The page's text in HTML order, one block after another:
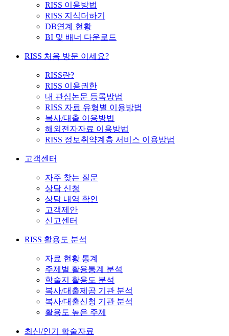
RISS 이용방법
RISS 지식더하기
DB연계 현황
BI 및 배너 다운로드
RISS 처음 방문 이세요?
RISS란?
RISS 이용권한
내 관심논문 등록방법
RISS 자료 유형별 이용방법
복사/대출 이용방법
해외전자자료 이용방법
RISS 정보취약계층 서비스 이용방법
고객센터
자주 찾는 질문
상담 신청
상담 내역 확인
고객제안
신고센터
RISS 활용도 분석
자료 현황 통계
주제별 활용통계 분석
학술지 활용도 분석
복사/대출제공 기관 분석
복사/대출신청 기관 분석
활용도 높은 주제
최신/인기 학술자료